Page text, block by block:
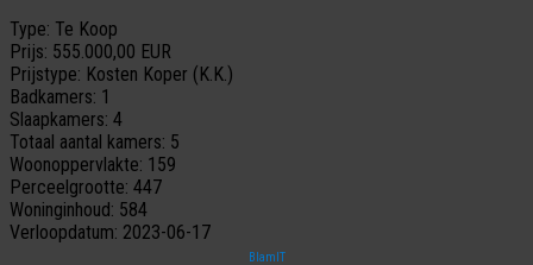
Type: Te Koop
Prijs: 555.000,00 EUR
Prijstype: Kosten Koper (K.K.)
Badkamers: 1
Slaapkamers: 4
Totaal aantal kamers: 5
Woonoppervlakte: 159
Perceelgrootte: 447
Woninginhoud: 584
Verloopdatum: 2023-06-17
BlamIT